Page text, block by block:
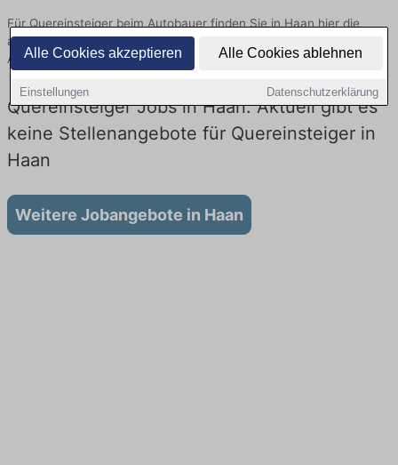
Alle Cookies akzeptieren Alle Cookies ablehnen
Einstellungen Datenschutzerklärung
Für Quereinsteiger beim Autobauer finden Sie in Haan hier die
aktuellsten Angebote. Entdecken Sie freie Optionen von Top-
Arbeitgebern und bewerben Sie sich noch heute.
Quereinsteiger Jobs in Haan: Aktuell gibt es
keine Stellenangebote für Quereinsteiger in
Haan
Weitere Jobangebote in Haan